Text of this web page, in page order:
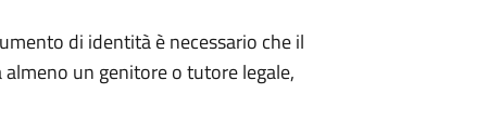
di identità è necessario che il
un genitore o tutore legale,